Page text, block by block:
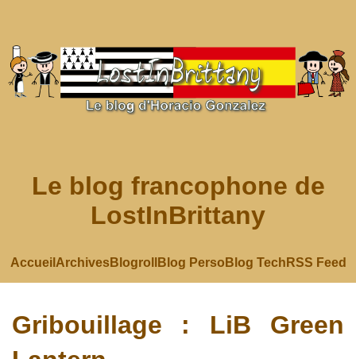
Le blog francophone de
LostInBrittany
Accueil ArchivesBlogroll Blog Perso Blog Tech RSS Feed
Gribouillage : LiB Green